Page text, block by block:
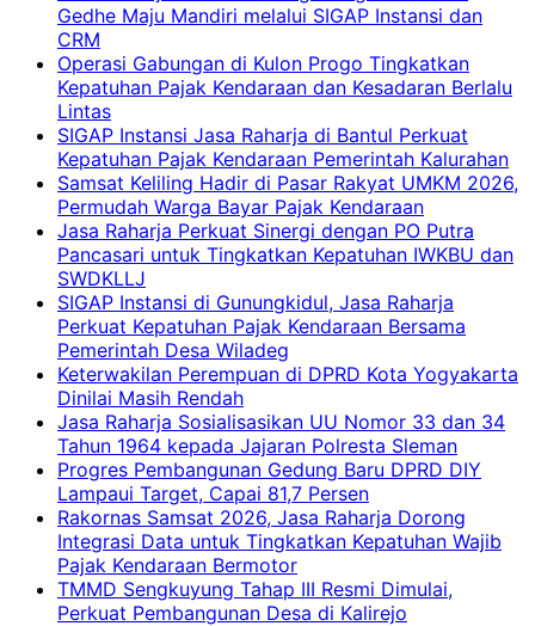
Gedhe Maju Mandiri melalui SIGAP Instansi dan
CRM
Operasi Gabungan di Kulon Progo Tingkatkan
Kepatuhan Pajak Kendaraan dan Kesadaran Berlalu
Lintas
SIGAP Instansi Jasa Raharja di Bantul Perkuat
Kepatuhan Pajak Kendaraan Pemerintah Kalurahan
Samsat Keliling Hadir di Pasar Rakyat UMKM 2026,
Permudah Warga Bayar Pajak Kendaraan
Jasa Raharja Perkuat Sinergi dengan PO Putra
Pancasari untuk Tingkatkan Kepatuhan IWKBU dan
SWDKLLJ
SIGAP Instansi di Gunungkidul, Jasa Raharja
Perkuat Kepatuhan Pajak Kendaraan Bersama
Pemerintah Desa Wiladeg
Keterwakilan Perempuan di DPRD Kota Yogyakarta
Dinilai Masih Rendah
Jasa Raharja Sosialisasikan UU Nomor 33 dan 34
Tahun 1964 kepada Jajaran Polresta Sleman
Progres Pembangunan Gedung Baru DPRD DIY
Lampaui Target, Capai 81,7 Persen
Rakornas Samsat 2026, Jasa Raharja Dorong
Integrasi Data untuk Tingkatkan Kepatuhan Wajib
Pajak Kendaraan Bermotor
TMMD Sengkuyung Tahap III Resmi Dimulai,
Perkuat Pembangunan Desa di Kalirejo